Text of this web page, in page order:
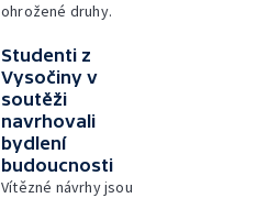
ohrožené druhy.
Studenti z
Vysočiny v
soutěži
navrhovali
bydlení
budoucnosti
Vítězné návrhy jsou